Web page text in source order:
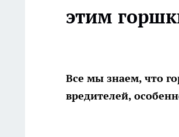
этим
Все мы знаем, что
вредителей,